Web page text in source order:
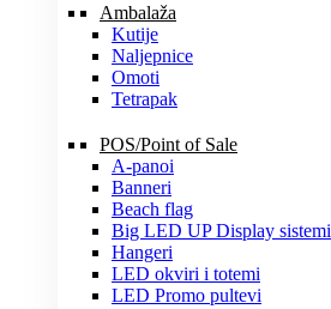
Ambalaža
Kutije
Naljepnice
Omoti
Tetrapak
POS/Point of Sale
A-panoi
Banneri
Beach flag
Big LED UP Display sistemi
Hangeri
LED okviri i totemi
LED Promo pultevi